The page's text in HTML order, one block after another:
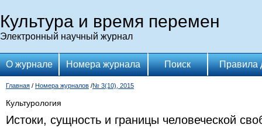
Культура и время перемен
Электронный научный журнал
О журнале Номера журнала Поиск Правила
Главная / Номера журналов /№ 3(10), 2015
Культурология
Истоки, сущность и границы человеческой